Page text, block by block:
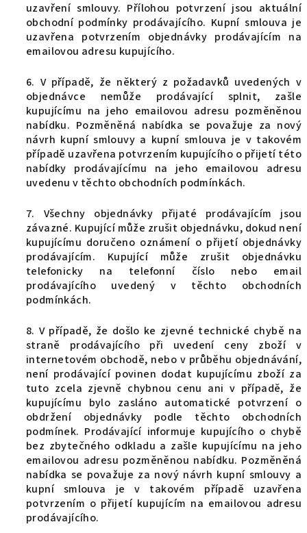
uzavření smlouvy. Přílohou potvrzení jsou aktuální
obchodní podmínky prodávajícího. Kupní smlouva je
uzavřena potvrzením objednávky prodávajícím na
emailovou adresu kupujícího.
6. V případě, že některý z požadavků uvedených v
objednávce nemůže prodávající splnit, zašle
kupujícímu na jeho emailovou adresu pozměněnou
nabídku. Pozměněná nabídka se považuje za nový
návrh kupní smlouvy a kupní smlouva je v takovém
případě uzavřena potvrzením kupujícího o přijetí této
nabídky prodávajícímu na jeho emailovou adresu
uvedenu v těchto obchodních podmínkách.
7. Všechny objednávky přijaté prodávajícím jsou
závazné. Kupující může zrušit objednávku, dokud není
kupujícímu doručeno oznámení o přijetí objednávky
prodávajícím. Kupující může zrušit objednávku
telefonicky na telefonní číslo nebo email
prodávajícího uvedený v těchto obchodních
podmínkách.
8. V případě, že došlo ke zjevné technické chybě na
straně prodávajícího při uvedení ceny zboží v
internetovém obchodě, nebo v průběhu objednávání,
není prodávající povinen dodat kupujícímu zboží za
tuto zcela zjevně chybnou cenu ani v případě, že
kupujícímu bylo zasláno automatické potvrzení o
obdržení objednávky podle těchto obchodních
podmínek. Prodávající informuje kupujícího o chybě
bez zbytečného odkladu a zašle kupujícímu na jeho
emailovou adresu pozměněnou nabídku. Pozměněná
nabídka se považuje za nový návrh kupní smlouvy a
kupní smlouva je v takovém případě uzavřena
potvrzením o přijetí kupujícím na emailovou adresu
prodávajícího.